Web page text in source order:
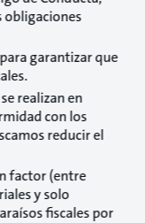
obligaciones
garantizar que
realizan en
con los
reducir el
factor (entre
y solo
fiscales por